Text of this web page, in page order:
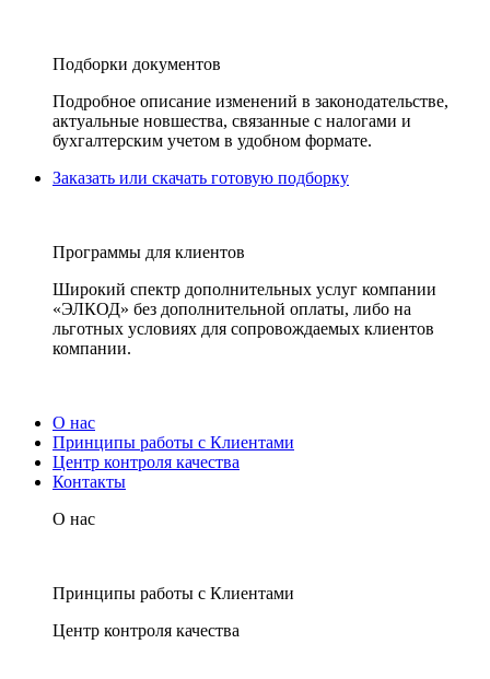
Подборки документов
Подробное описание изменений в законодательстве,
актуальные новшества, связанные с налогами и
бухгалтерским учетом в удобном формате.
Заказать или скачать готовую подборку
Программы для клиентов
Широкий спектр дополнительных услуг компании
«ЭЛКОД» без дополнительной оплаты, либо на
льготных условиях для сопровождаемых клиентов
компании.
О нас
Принципы работы с Клиентами
Центр контроля качества
Контакты
О нас
Принципы работы с Клиентами
Центр контроля качества